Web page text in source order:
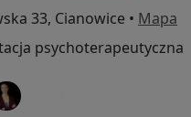
33, Cianowice • Mapa
psychoterapeutyczna